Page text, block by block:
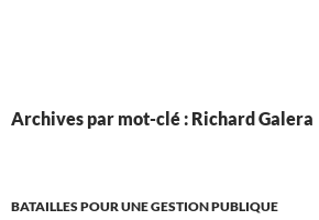
Archives par mot-clé : Richard Galera
BATAILLES POUR UNE GESTION PUBLIQUE